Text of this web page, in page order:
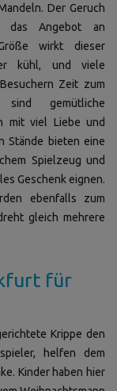
Der Geruch
das Angebot an
wirkt dieser
kühl, und viele
Zeit zum
gemütliche
mit viel Liebe und
Stände bieten eine
Spielzeug und
Geschenk eignen.
ebenfalls zum
gleich mehrere
für
Krippe den
helfen dem
Kinder haben hier